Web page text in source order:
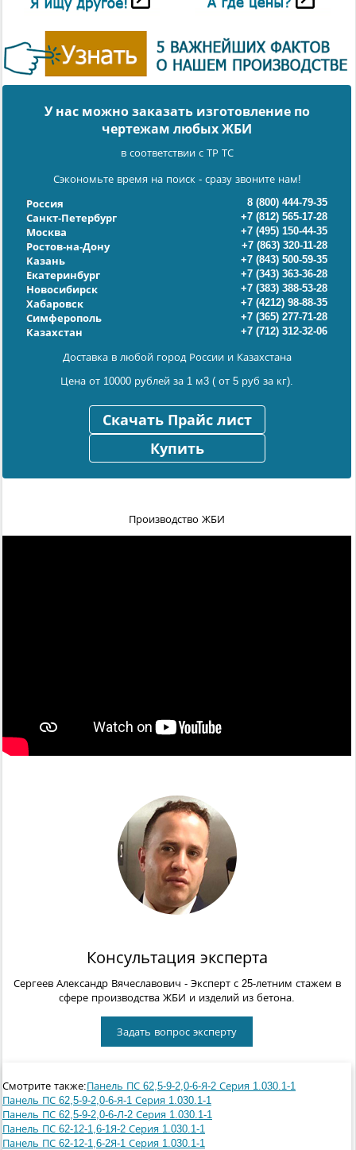
У нас можно заказать изготовление по
чертежам любых ЖБИ
в соответствии с ТР ТС
Сэкономьте время на поиск - сразу звоните нам!
Россия
8 (800) 444-79-35
Санкт-Петербург
+7 (812) 565-17-28
Москва
+7 (495) 150-44-35
Ростов-на-Дону
+7 (863) 320-11-28
Казань
+7 (843) 500-59-35
Екатеринбург
+7 (343) 363-36-28
Новосибирск
+7 (383) 388-53-28
Хабаровск
+7 (4212) 98-88-35
Симферополь
+7 (365) 277-71-28
Казахстан
+7 (712) 312-32-06
Доставка в любой город России и Казахстана
Цена от 10000 рублей за 1 м3 ( от 5 руб за кг).
Скачать Прайс лист
Купить
Производство ЖБИ
Консультация эксперта
Сергеев Александр Вячеславович - Эксперт с 25-летним стажем в
сфере производства ЖБИ и изделий из бетона.
Задать вопрос эксперту
Смотрите также:Панель ПС 62,5-9-2,0-6-Я-2 Серия 1.030.1-1
Панель ПС 62,5-9-2,0-6-Я-1 Серия 1.030.1-1
Панель ПС 62,5-9-2,0-6-Л-2 Серия 1.030.1-1
Панель ПС 62-12-1,6-1Я-2 Серия 1.030.1-1
Панель ПС 62-12-1,6-2Я-1 Серия 1.030.1-1